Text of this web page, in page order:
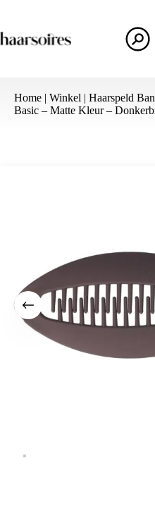
de
inhoud
Home | Winkel | Haarspeld
Basic – Matte Kleur –